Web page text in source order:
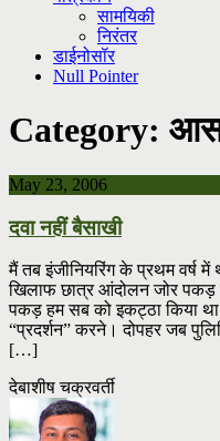
सामयिकी
निरंतर
डाईनोसॉर
Null Pointer
Category:
May 23, 2006
दवा नहीं बैसाखी
मैं तब इंजीनियरिंग के प्रथम
खिलाफ छात्र आंदोलन जोर पकड़
पकड़ हम सब को इकट्ठा किया
“प्रदर्शन” करने। दोपहर जब
[…]
देबाशीष चक्रवर्ती